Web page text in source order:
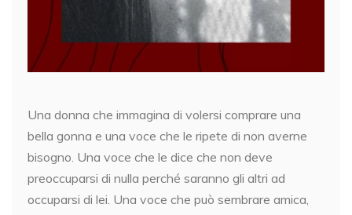
Una donna che immagina di volersi comprare una
bella gonna e una voce che le ripete di non averne
bisogno. Una voce che le dice che non deve
preoccuparsi di nulla perché saranno gli altri ad
occuparsi di lei. Una voce che può sembrare amica,